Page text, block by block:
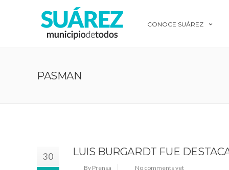
CONOCE SUÁREZ
PASMAN
30 LUIS BURGARDT FUE
By Prensa No comments yet